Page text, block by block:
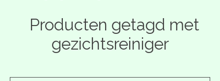
Producten getagd met
gezichtsreiniger